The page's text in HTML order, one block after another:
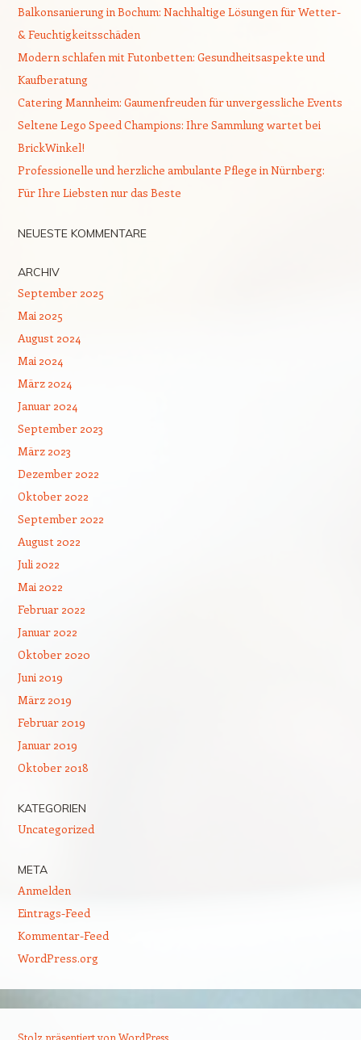
Balkonsanierung in Bochum: Nachhaltige Lösungen für Wetter-
& Feuchtigkeitsschäden
Modern schlafen mit Futonbetten: Gesundheitsaspekte und
Kaufberatung
Catering Mannheim: Gaumenfreuden für unvergessliche Events
Seltene Lego Speed Champions: Ihre Sammlung wartet bei
BrickWinkel!
Professionelle und herzliche ambulante Pflege in Nürnberg:
Für Ihre Liebsten nur das Beste
NEUESTE KOMMENTARE
ARCHIV
September 2025
Mai 2025
August 2024
Mai 2024
März 2024
Januar 2024
September 2023
März 2023
Dezember 2022
Oktober 2022
September 2022
August 2022
Juli 2022
Mai 2022
Februar 2022
Januar 2022
Oktober 2020
Juni 2019
März 2019
Februar 2019
Januar 2019
Oktober 2018
KATEGORIEN
Uncategorized
META
Anmelden
Eintrags-Feed
Kommentar-Feed
WordPress.org